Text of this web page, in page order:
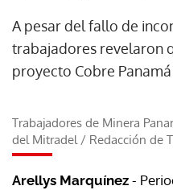
A pesar del fallo de
trabajadores revelaron
proyecto Cobre
Trabajadores de Minera
del Mitradel/ Redacción de
Arellys Marquínez -